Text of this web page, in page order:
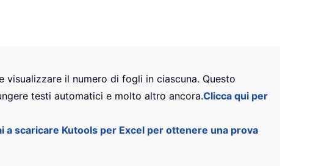
visualizzare il numero di fogli in ciascuna. Questo
testi automatici e molto altro ancora.Clicca qui per
a scaricare Kutools per Excel per ottenere una prova